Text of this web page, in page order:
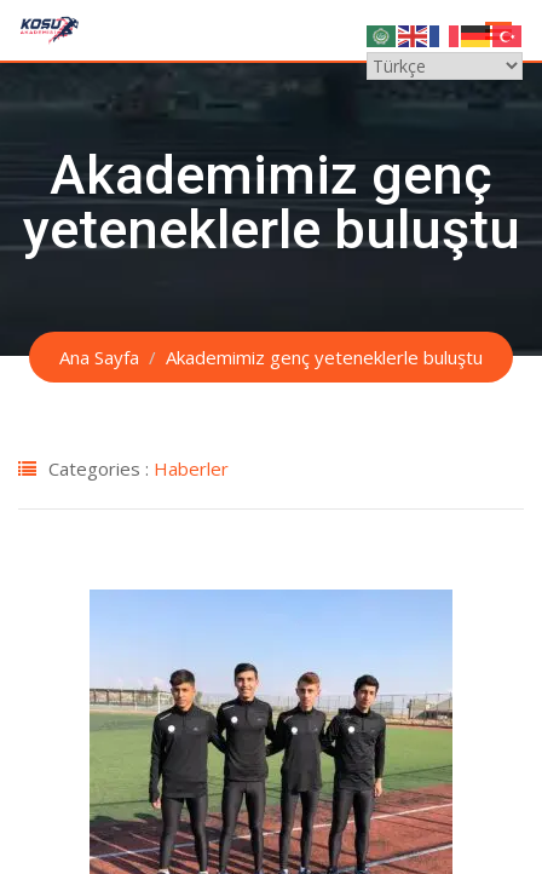
Skip
Akademimiz genç
yeteneklerle buluştu
Ana Sayfa Akademimiz genç yeteneklerle buluştu
Categories : Haberler